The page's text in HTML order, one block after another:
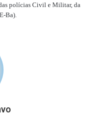
polícias Civil e Militar, da
Ba).